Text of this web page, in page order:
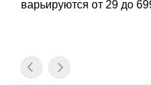
варьируются от 29 до